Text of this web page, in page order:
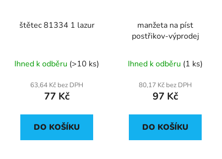
štětec 81334 1 lazur
Ihned k odběru (>10 ks)
63,64 Kč bez DPH
77 Kč
DO KOŠÍKU
manžeta na píst
postřikov-výprodej
Ihned k odběru (1 ks)
80,17 Kč bez DPH
97 Kč
DO KOŠÍKU